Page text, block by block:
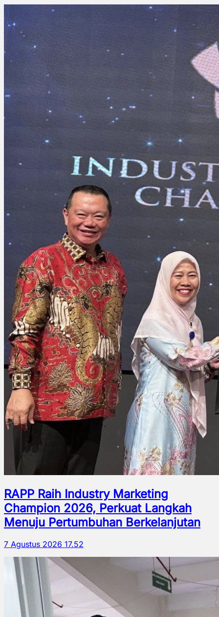
RAPP Raih Industry Marketing
Champion 2026, Perkuat Langkah
Menuju Pertumbuhan Berkelanjutan
7 Agustus 2026 17.52